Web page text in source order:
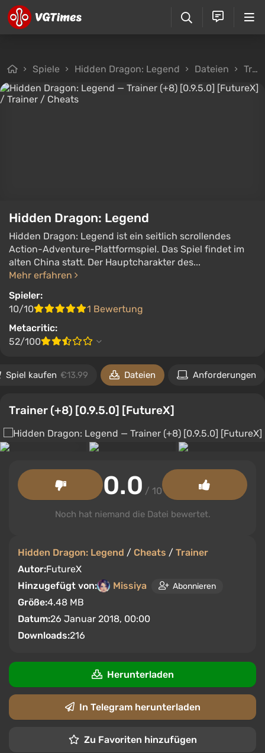
Spiele Hidden Dragon: Legend Dateien Trainer
Hidden Dragon: Legend
Hidden Dragon: Legend ist ein seitlich scrollendes
Action-Adventure-Plattformspiel. Das Spiel findet im
alten China statt. Der Hauptcharakter des...
Mehr erfahren
Spieler:
10/10
1 Bewertung
Metacritic:
52/100
Spiel kaufen €13.99 Dateien Anforderungen
Trainer (+8) [0.9.5.0] [FutureX]
Hidden Dragon: Legend / Cheats / Trainer
Autor:FutureX
Hinzugefügt von:
Missiya Abonnieren
Größe:4.48 MB
Datum:26 Januar 2018, 00:00
Downloads:216
0.0 / 10
Noch hat niemand die Datei bewertet.
Herunterladen
In Telegram herunterladen
Zu Favoriten hinzufügen